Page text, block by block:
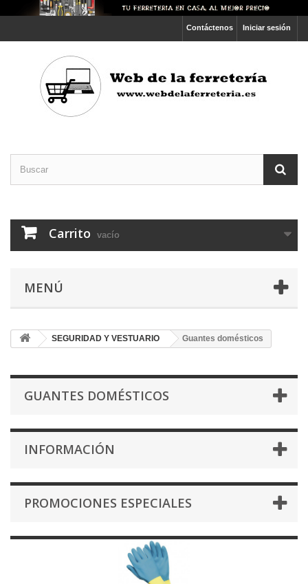
Iniciar sesión
Contáctenos
Carrito vacío
MENÚ
SEGURIDAD Y VESTUARIO Guantes domésticos
GUANTES DOMÉSTICOS
INFORMACIÓN
PROMOCIONES ESPECIALES